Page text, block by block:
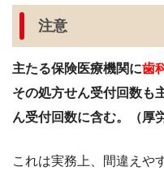
注意
主たる保険医療機関に歯
その処方せん受付回数も
ん受付回数に含む。（厚
これは実務上、間違えや